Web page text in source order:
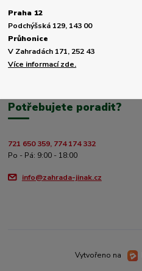
Praha 12
Podchýšská 129, 143 00
Průhonice
V Zahradách 171, 252 43
Více informací zde.
Potřebujete poradit?
721 650 359, 774 174 332
Po - Pá: 9:00 - 18:00
info@zahrada-jinak.cz
Vytvořeno na